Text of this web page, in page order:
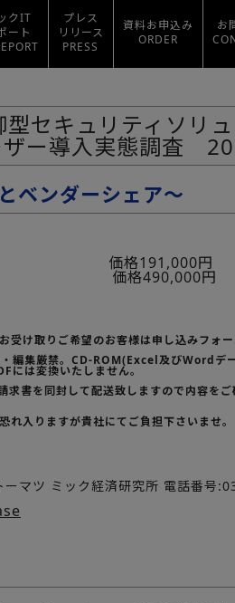
クIT
ート
プレス
リリース
PRESS
資料お申込み
ORDER
お
型セキュリティソリ
ザー導入実態調査
ベンダーシェア～
価格191,000円
版 価格490,000円
受け取りご希望のお客様は申し込みフォ
編集厳禁。CD-ROM(Excel及びWordデ
には変換いたしません。
書を同封して配送致しますので内容を
入りますが貴社にてご負担下さいませ。
ーマツ ミック経済研究所 電話番号